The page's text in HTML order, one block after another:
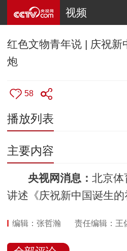
视频
红色文物青年说 | 庆祝新
炮
58
播放列表
主要内容
央视网消息： 北京体
讲述《庆祝新中国诞生的
编辑：张哲瀚 责任编辑：王